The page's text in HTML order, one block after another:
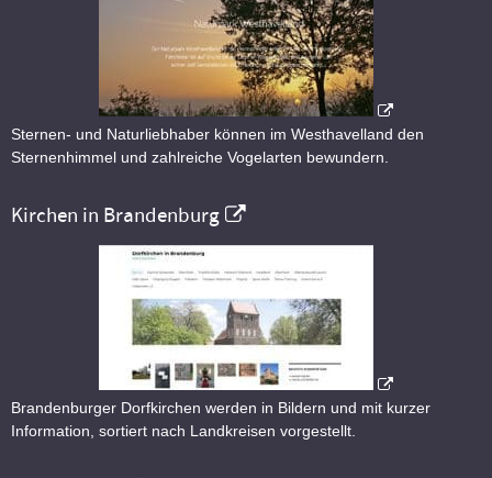
Sternen- und Naturliebhaber können im Westhavelland den
Sternenhimmel und zahlreiche Vogelarten bewundern.
Kirchen in Brandenburg
Brandenburger Dorfkirchen werden in Bildern und mit kurzer
Information, sortiert nach Landkreisen vorgestellt.